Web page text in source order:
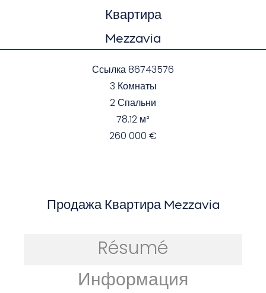
Квартира
Mezzavia
Ссылка86743576
3 Комнаты
2 Спальни
78.12 м²
260 000 €
Продажа Квартира Mezzavia
Résumé
Информация